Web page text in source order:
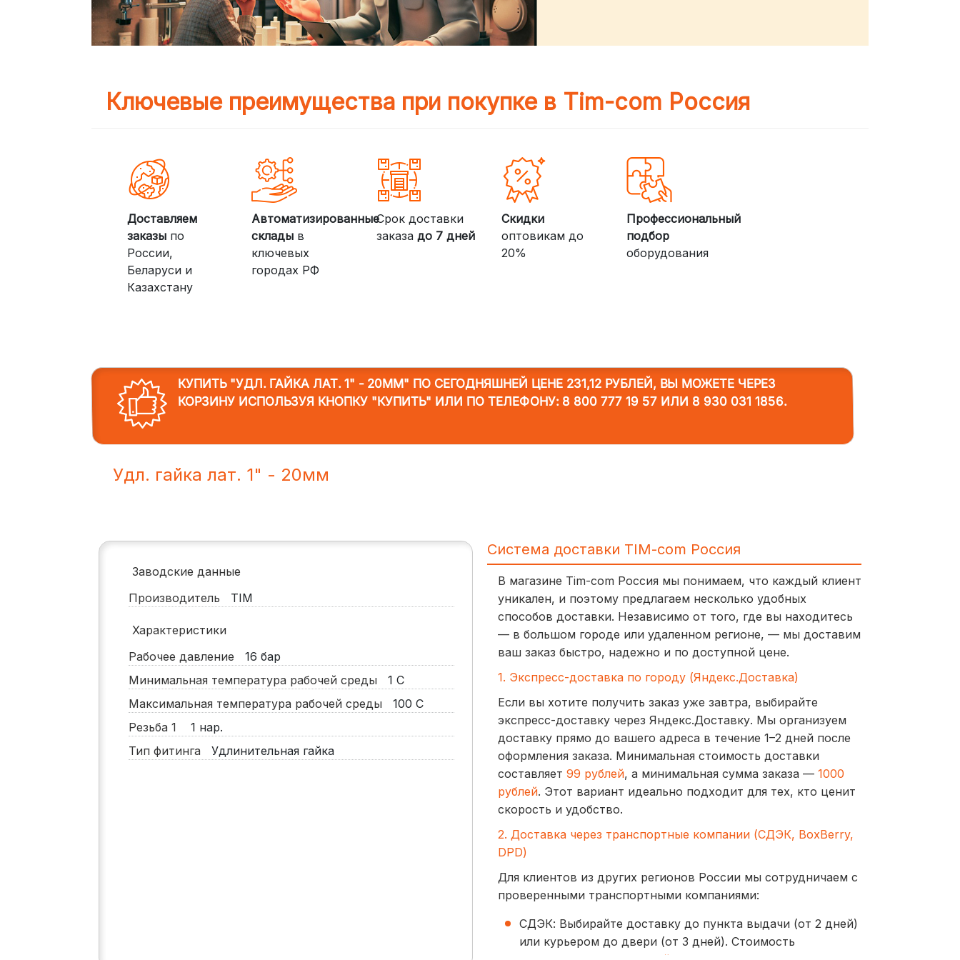
Ключевые преимущества при покупке в Tim-com Россия
Доставляем
заказыпо
России,
Беларуси и
Казахстану
Автоматизированные
склады в
ключевых
городах РФ
Срок доставки
заказадо 7 дней
Скидки
оптовикам до
20%
Профессиональный
подбор
оборудования
КУПИТЬ "УДЛ. ГАЙКА ЛАТ. 1" - 20ММ"ПО СЕГОДНЯШНЕЙ ЦЕНЕ 231,12 РУБЛЕЙ, ВЫ МОЖЕТЕ ЧЕРЕЗ
КОРЗИНУ ИСПОЛЬЗУЯ КНОПКУ "КУПИТЬ" ИЛИ ПО ТЕЛЕФОНУ: 8 800 777 19 57ИЛИ 8 930 031 1856.
Удл. гайка лат. 1" - 20мм
Заводские данные
Производитель
TIM
Характеристики
Рабочее давление
16 бар
Минимальная температура рабочей среды
1 С
Максимальная температура рабочей среды
100 С
Резьба 1
1 нар.
Тип фитинга
Удлинительная гайка
Система доставки TIM-com Россия
В магазине Tim-com Россия мы понимаем, что каждый клиент
уникален, и поэтому предлагаем несколько удобных
способов доставки. Независимо от того, где вы находитесь
— в большом городе или удаленном регионе, — мы доставим
ваш заказ быстро, надежно и по доступной цене.
1. Экспресс-доставка по городу (Яндекс.Доставка)
Если вы хотите получить заказ уже завтра, выбирайте
экспресс-доставку через Яндекс.Доставку. Мы организуем
доставку прямо до вашего адреса в течение 1–2 дней после
оформления заказа. Минимальная стоимость доставки
составляет 99 рублей, а минимальная сумма заказа — 1000
рублей. Этот вариант идеально подходит для тех, кто ценит
скорость и удобство.
2. Доставка через транспортные компании (СДЭК, BoxBerry,
DPD)
Для клиентов из других регионов России мы сотрудничаем с
проверенными транспортными компаниями:
СДЭК: Выбирайте доставку до пункта выдачи (от 2 дней)
или курьером до двери (от 3 дней). Стоимость